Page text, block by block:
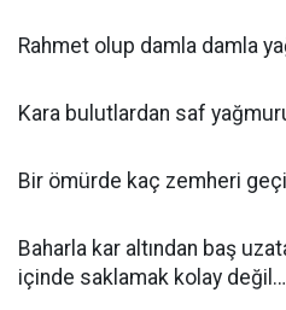
Rahmet olup damla damla
Kara bulutlardan saf
Bir ömürde kaç zemheri
Baharla kar altından baş
içinde saklamak kolay değil…